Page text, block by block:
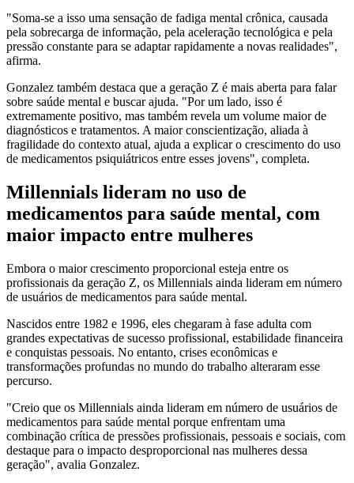
"Soma-se a isso uma sensação de fadiga mental crônica, causada
pela sobrecarga de informação, pela aceleração tecnológica e pela
pressão constante para se adaptar rapidamente a novas realidades",
afirma.
Gonzalez também destaca que a geração Z é mais aberta para falar
sobre saúde mental e buscar ajuda. "Por um lado, isso é
extremamente positivo, mas também revela um volume maior de
diagnósticos e tratamentos. A maior conscientização, aliada à
fragilidade do contexto atual, ajuda a explicar o crescimento do uso
de medicamentos psiquiátricos entre esses jovens", completa.
Millennials lideram no uso de
medicamentos para saúde mental, com
maior impacto entre mulheres
Embora o maior crescimento proporcional esteja entre os
profissionais da geração Z, os Millennials ainda lideram em número
de usuários de medicamentos para saúde mental.
Nascidos entre 1982 e 1996, eles chegaram à fase adulta com
grandes expectativas de sucesso profissional, estabilidade financeira
e conquistas pessoais. No entanto, crises econômicas e
transformações profundas no mundo do trabalho alteraram esse
percurso.
"Creio que os Millennials ainda lideram em número de usuários de
medicamentos para saúde mental porque enfrentam uma
combinação crítica de pressões profissionais, pessoais e sociais, com
destaque para o impacto desproporcional nas mulheres dessa
geração", avalia Gonzalez.